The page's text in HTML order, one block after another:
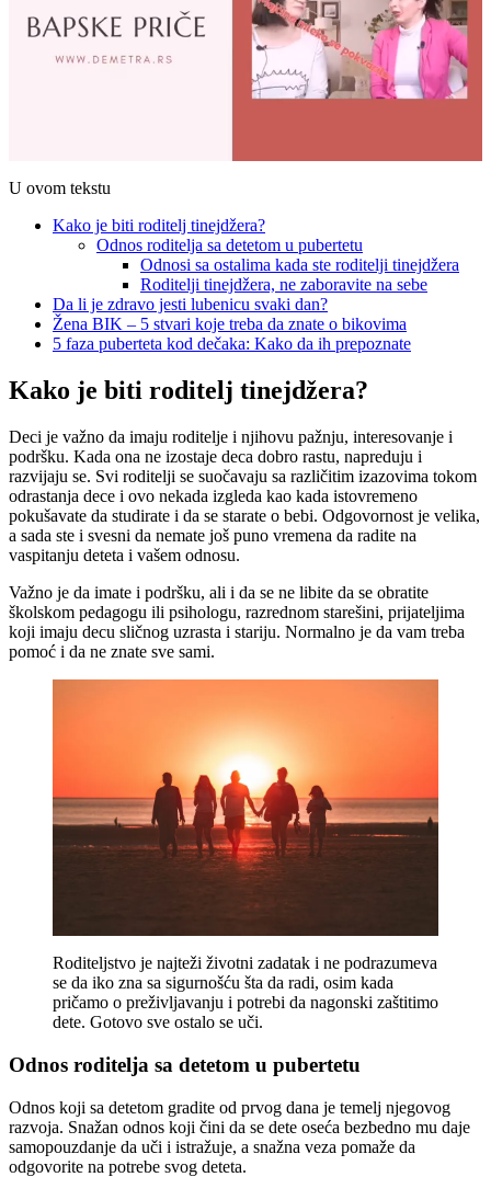
U ovom tekstu
Kako je biti roditelj tinejdžera?
Odnos roditelja sa detetom u pubertetu
Odnosi sa ostalima kada ste roditelji tinejdžera
Roditelji tinejdžera, ne zaboravite na sebe
Da li je zdravo jesti lubenicu svaki dan?
Žena BIK – 5 stvari koje treba da znate o bikovima
5 faza puberteta kod dečaka: Kako da ih prepoznate
Kako je biti roditelj tinejdžera?
Deci je važno da imaju roditelje i njihovu pažnju, interesovanje i
podršku. Kada ona ne izostaje deca dobro rastu, napreduju i
razvijaju se. Svi roditelji se suočavaju sa različitim izazovima tokom
odrastanja dece i ovo nekada izgleda kao kada istovremeno
pokušavate da studirate i da se starate o bebi. Odgovornost je velika,
a sada ste i svesni da nemate još puno vremena da radite na
vaspitanju deteta i vašem odnosu.
Važno je da imate i podršku, ali i da se ne libite da se obratite
školskom pedagogu ili psihologu, razrednom starešini, prijateljima
koji imaju decu sličnog uzrasta i stariju. Normalno je da vam treba
pomoć i da ne znate sve sami.
Roditeljstvo je najteži životni zadatak i ne podrazumeva
se da iko zna sa sigurnošću šta da radi, osim kada
pričamo o preživljavanju i potrebi da nagonski zaštitimo
dete. Gotovo sve ostalo se uči.
Odnos roditelja sa detetom u pubertetu
Odnos koji sa detetom gradite od prvog dana je temelj njegovog
razvoja. Snažan odnos koji čini da se dete oseća bezbedno mu daje
samopouzdanje da uči i istražuje, a snažna veza pomaže da
odgovorite na potrebe svog deteta.